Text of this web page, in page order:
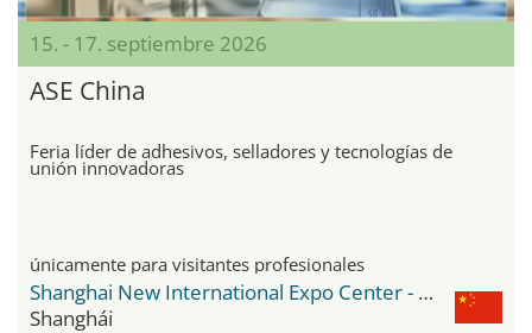
15. - 17. septiembre 2026
ASE China
Feria líder de adhesivos, selladores y tecnologías de
unión innovadoras
únicamente para visitantes profesionales
Shanghai New International Expo Center - SNIEC
Shanghái